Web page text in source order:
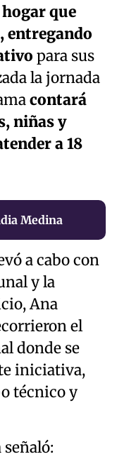
que
entregando
para sus
la jornada
contará
niñas y
a 18
Medina
a cabo con
y la
Ana
el
donde se
iniciativa,
técnico y